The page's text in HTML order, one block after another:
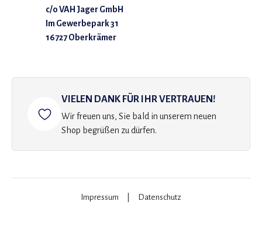
c/o VAH Jager GmbH
Im Gewerbepark 31
16727 Oberkrämer
VIELEN DANK FÜR IHR VERTRAUEN!
Wir freuen uns, Sie bald in unserem neuen
Shop begrüßen zu dürfen.
Impressum Datenschutz